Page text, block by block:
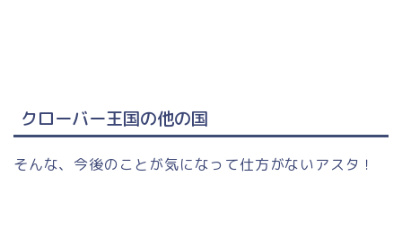
クローバー王国の他の国
そんな、今後のことが気になって仕方がないアスタ！